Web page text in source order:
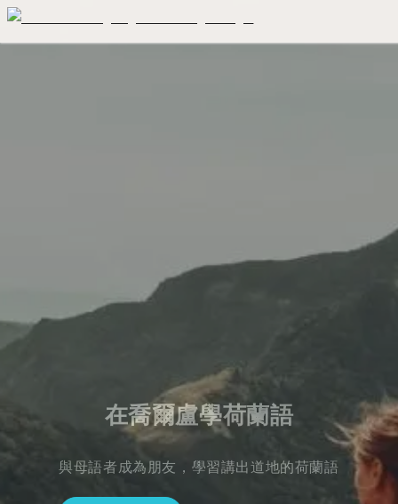
在喬爾盧學荷蘭語
與母語者成為朋友，學習講出道地的荷蘭語